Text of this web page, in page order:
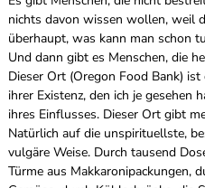
nichts davon wissen wollen, weil
überhaupt, was kann man schon
Und dann gibt es Menschen, die
Dieser Ort (Oregon Food Bank)
ihrer Existenz, den ich je gesehen
ihres Einflusses. Dieser Ort gibt
Natürlich auf die unspirituellste,
vulgäre Weise. Durch tausend
Türme aus Makkaronipackungen,